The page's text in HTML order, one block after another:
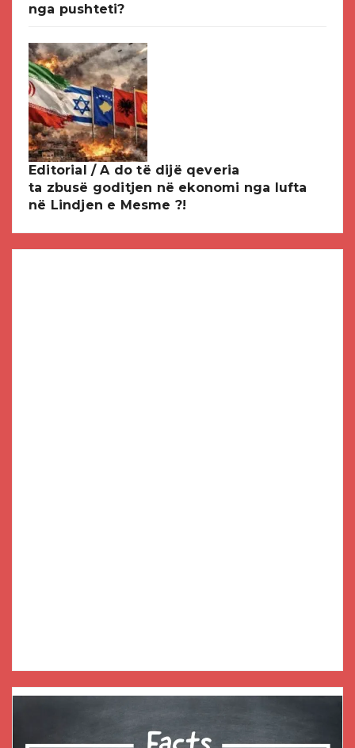
nga pushteti?
Editorial / A do të dijë qeveria
ta zbusë goditjen në ekonomi nga lufta
në Lindjen e Mesme ?!